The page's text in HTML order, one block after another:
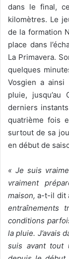
dans le final,
kilomètres. Le
de la formation
place dans
La Primavera.
quelques
Vosgien a
pluie, jusqu’au
derniers
quatrième fois
surtout de sa
en début de
« Je suis
vraiment
maison, a-t-il dit
entraînements
conditions
la pluie. J’avais
suis avant tout